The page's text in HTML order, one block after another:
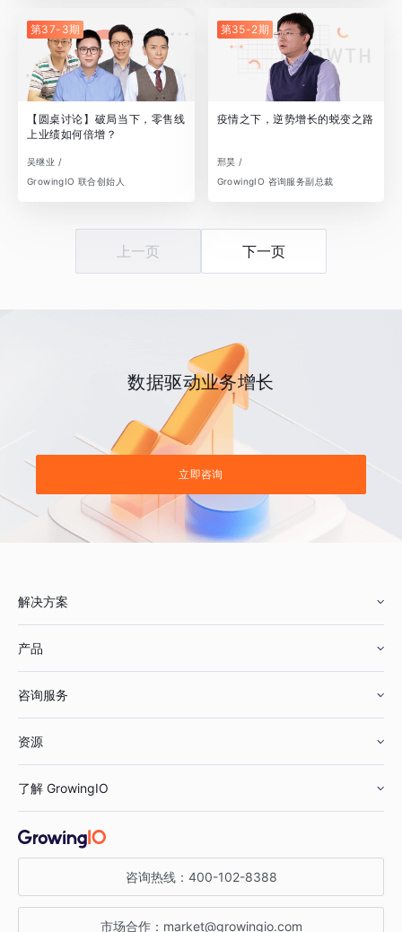
第37-3期
【圆桌讨论】破局当下，零售线
上业绩如何倍增？
吴继业 /
GrowingIO 联合创始人
第35-2期
疫情之下，逆势增长的蜕变之路
邢昊 /
GrowingIO 咨询服务副总裁
上一页 下一页
数据驱动业务增长
立即咨询
解决方案
鞋服行业
汽车行业
金融行业
产品
智能运营
获客分析
咨询服务
资源
增长公开课
增长博客
了解 GrowingIO
关于 GrowingIO
增长大会
咨询热线： 400-102-8388
市场合作： market@growingio.com